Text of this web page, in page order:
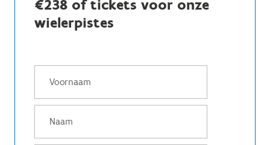
€238 of tickets voor onze
wielerpistes